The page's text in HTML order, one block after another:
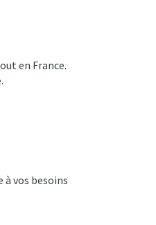
en France.
vos besoins